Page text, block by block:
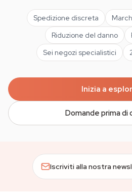
Spedizione discreta
Riduzione del danno
Sei negozi specialistici
Inizia a
Domande prima di
Iscriviti alla nostra